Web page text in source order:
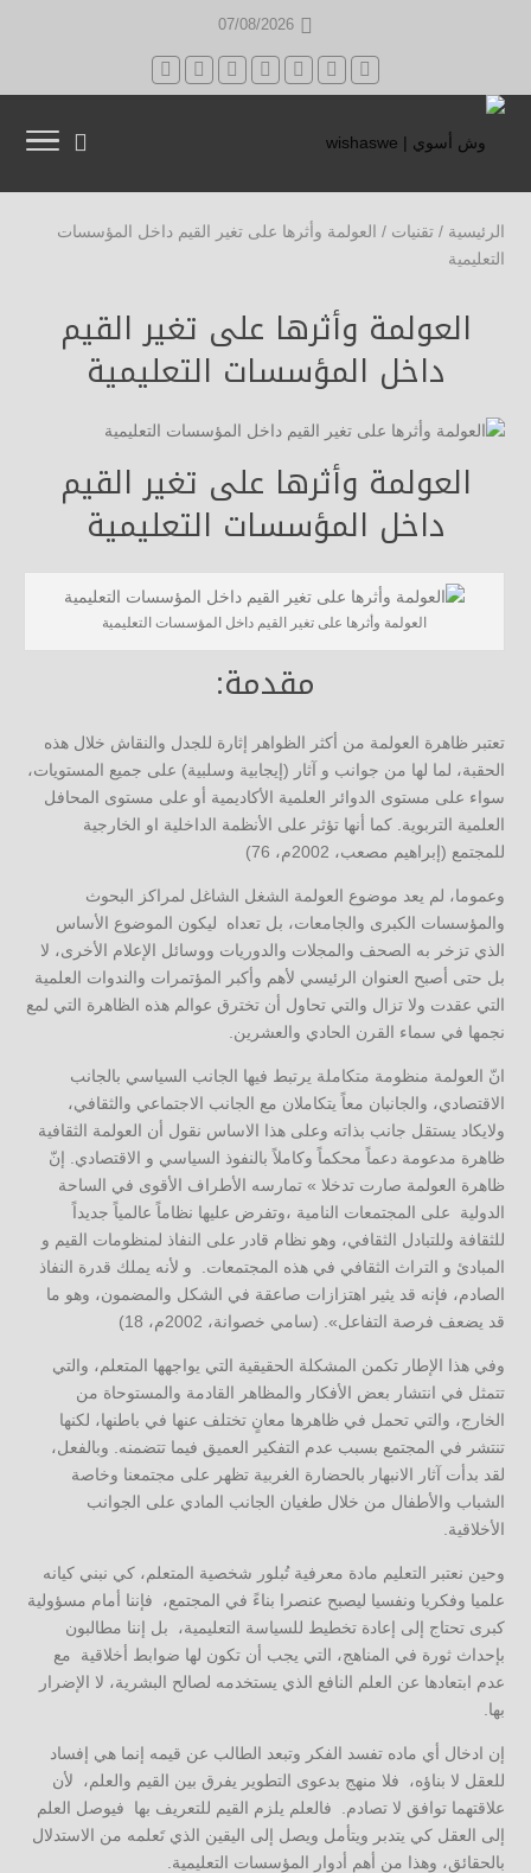
07/08/2026
الرئيسية / تقنيات / العولمة وأثرها على تغير القيم داخل المؤسسات
التعليمية
العولمة وأثرها على تغير القيم
داخل المؤسسات التعليمية
العولمة وأثرها على تغير القيم
داخل المؤسسات التعليمية
العولمة وأثرها على تغير القيم داخل المؤسسات التعليمية
مقدمة:
تعتبر ظاهرة العولمة من أكثر الظواهر إثارة للجدل والنقاش خلال هذه
الحقبة، لما لها من جوانب و آثار (إيجابية وسلبية) على جميع المستويات،
سواء على مستوى الدوائر العلمية الأكاديمية أو على مستوى المحافل
العلمية التربوية. كما أنها تؤثر على الأنظمة الداخلية او الخارجية
للمجتمع (إبراهيم مصعب، 2002م، 76)
وعموما، لم يعد موضوع العولمة الشغل الشاغل لمراكز البحوث
والمؤسسات الكبرى والجامعات، بل تعداه ليكون الموضوع الأساس
الذي تزخر به الصحف والمجلات والدوريات ووسائل الإعلام الأخرى، لا
بل حتى أصبح العنوان الرئيسي لأهم وأكبر المؤتمرات والندوات العلمية
التي عقدت ولا تزال والتي تحاول أن تخترق عوالم هذه الظاهرة التي لمع
نجمها في سماء القرن الحادي والعشرين.
انّ العولمة منظومة متكاملة يرتبط فيها الجانب السياسي بالجانب
الاقتصادي، والجانبان معاً يتكاملان مع الجانب الاجتماعي والثقافي،
ولايكاد يستقل جانب بذاته وعلى هذا الاساس نقول أن العولمة الثقافية
ظاهرة مدعومة دعماً محكماً وكاملاً بالنفوذ السياسي و الاقتصادي. إنّ
ظاهرة العولمة صارت تدخلا » تمارسه الأطراف الأقوى في الساحة
الدولية على المجتمعات النامية ،وتفرض عليها نظاماً عالمياً جديداً
للثقافة وللتبادل الثقافي، وهو نظام قادر على النفاذ لمنظومات القيم و
المبادئ و التراث الثقافي في هذه المجتمعات. و لأنه يملك قدرة النفاذ
الصادم، فإنه قد يثير اهتزازات صاعقة في الشكل والمضمون، وهو ما
قد يضعف فرصة التفاعل». (سامي خصوانة، 2002م، 18)
وفي هذا الإطار تكمن المشكلة الحقيقية التي يواجهها المتعلم، والتي
تتمثل في انتشار بعض الأفكار والمظاهر القادمة والمستوحاة من
الخارج، والتي تحمل في ظاهرها معانٍ تختلف عنها في باطنها، لكنها
تنتشر في المجتمع بسبب عدم التفكير العميق فيما تتضمنه. وبالفعل،
لقد بدأت آثار الانبهار بالحضارة الغربية تظهر على مجتمعنا وخاصة
الشباب والأطفال من خلال طغيان الجانب المادي على الجوانب
الأخلاقية.
وحين نعتبر التعليم مادة معرفية تُبلور شخصية المتعلم، كي نبني كيانه
علميا وفكريا ونفسيا ليصبح عنصرا بناءً في المجتمع، فإننا أمام مسؤولية
كبرى تحتاج إلى إعادة تخطيط للسياسة التعليمية، بل إننا مطالبون
بإحداث ثورة في المناهج، التي يجب أن تكون لها ضوابط أخلاقية مع
عدم ابتعادها عن العلم النافع الذي يستخدمه لصالح البشرية، لا الإضرار
بها.
إن ادخال أي ماده تفسد الفكر وتبعد الطالب عن قيمه إنما هي إفساد
للعقل لا بناؤه، فلا منهج بدعوى التطوير يفرق بين القيم والعلم، لأن
علاقتهما توافق لا تصادم. فالعلم يلزم القيم للتعريف بها فيوصل العلم
إلى العقل كي يتدبر ويتأمل ويصل إلى اليقين الذي تَعلمه من الاستدلال
بالحقائق، وهذا من أهم أدوار المؤسسات التعليمية.